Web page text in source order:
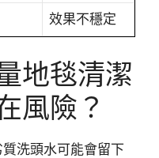
效果不穩定
地毯清潔
風險？
洗頭水可能會留下